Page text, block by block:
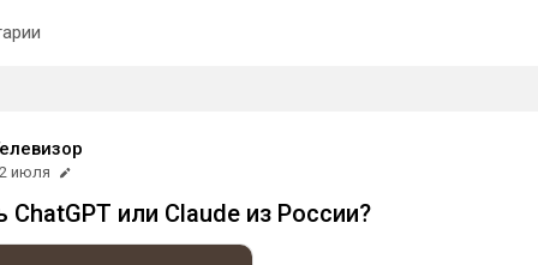
июля
ChatGPT или Claude из России?